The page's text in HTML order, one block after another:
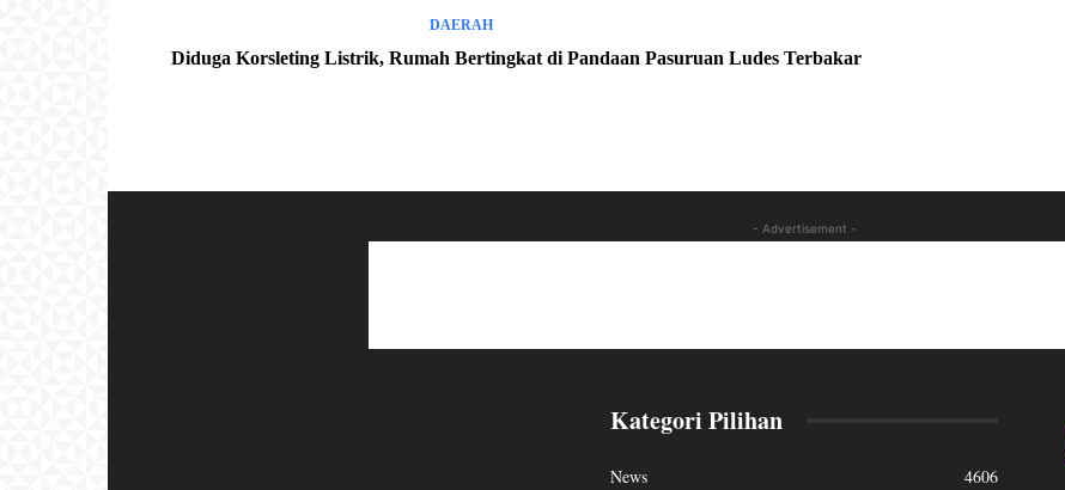
DAERAH
Diduga Korsleting Listrik, Rumah Bertingkat di Pandaan Pasuruan Ludes Terbakar
- Advertisement -
Kategori Pilihan
News
4606